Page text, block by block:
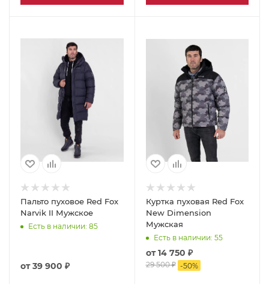
Пальто пуховое Red Fox
Narvik II Мужское
Есть в наличии: 85
от39 900 ₽
Куртка пуховая Red Fox
New Dimension
Мужская
Есть в наличии: 55
от14 750 ₽
29 500 ₽ -50%